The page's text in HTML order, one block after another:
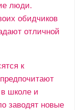
люди.
обидчиков
отличной
к
школе и
заводят новые